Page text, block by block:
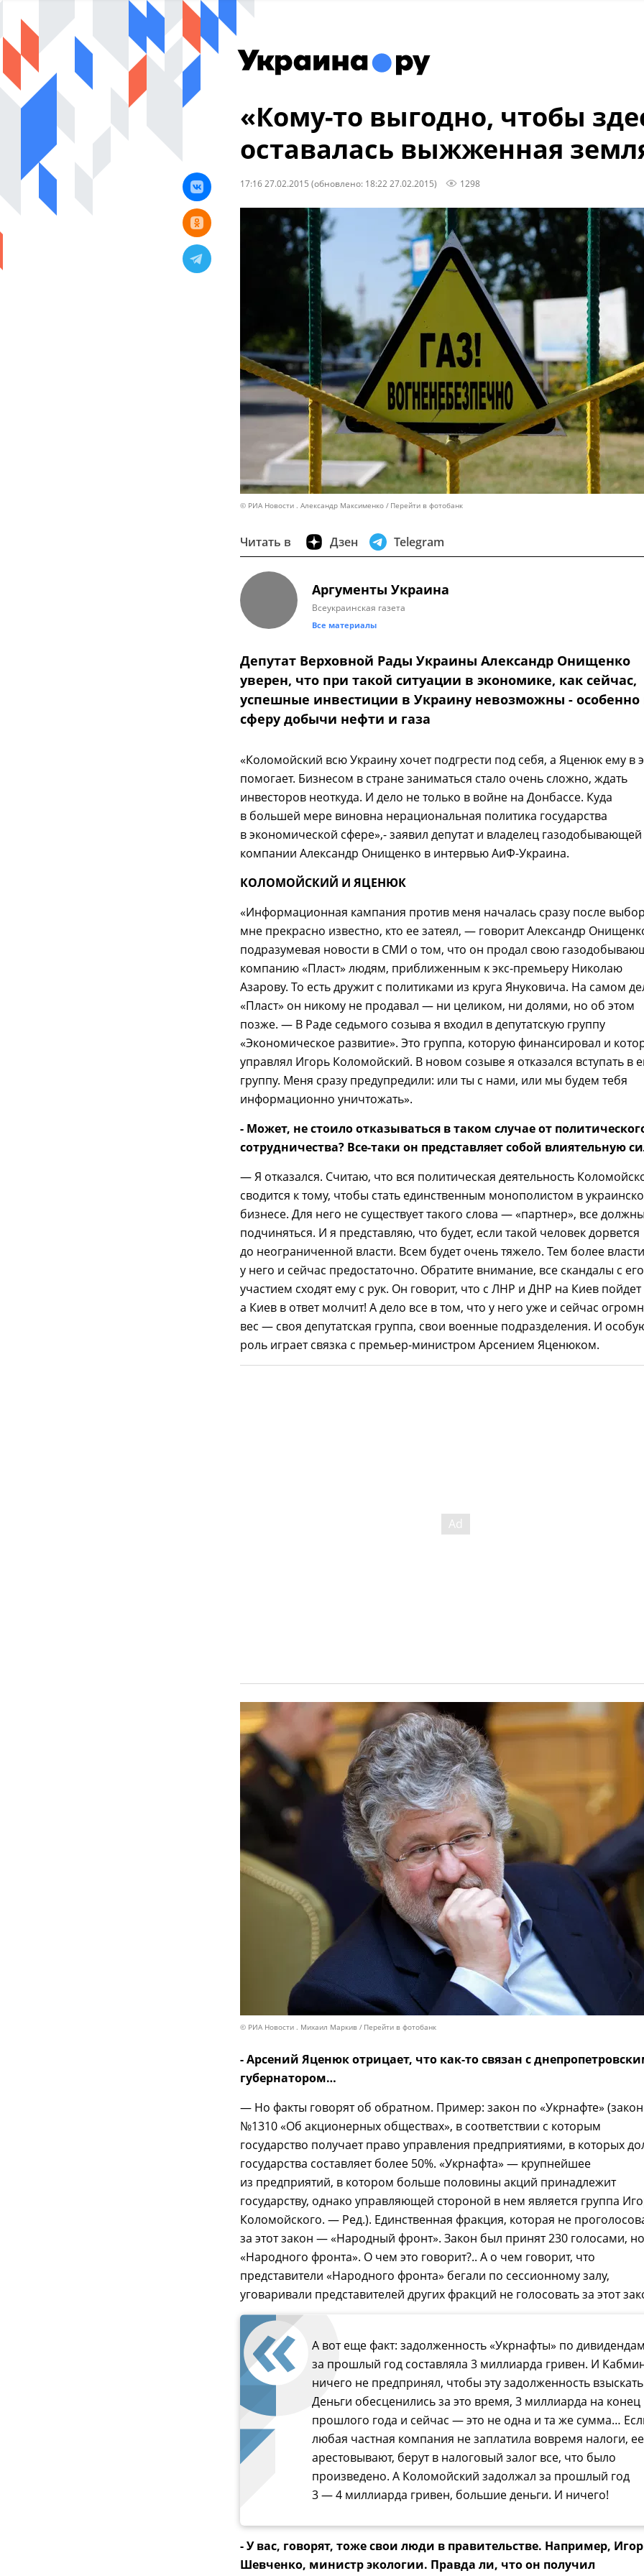
«Кому-то выгодно, чтобы
оставалась выжженная
17:16 27.02.2015 (обновлено: 18:22 27.02.2015) 1298
© РИА Новости . Александр Максименко Перейти в фотобанк
Читать в Дзен Telegram
Аргументы Украина
Всеукраинская газета
Все материалы
Депутат Верховной Рады Украины Александр Онищенко
уверен, что при такой ситуации в экономике, как сейчас,
успешные инвестиции в Украину невозможны - особенно
сферу добычи нефти и газа
«Коломойский всю Украину хочет подгрести под себя, а Яценюк ему в
помогает. Бизнесом в стране заниматься стало очень сложно, ждать
инвесторов неоткуда. И дело не только в войне на Донбассе. Куда
в большей мере виновна нерациональная политика государства
в экономической сфере»,- заявил депутат и владелец газодобывающей
компании Александр Онищенко в интервью АиФ-Украина.
КОЛОМОЙСКИЙ И ЯЦЕНЮК
«Информационная кампания против меня началась сразу после
мне прекрасно известно, кто ее затеял, — говорит Александр
подразумевая новости в СМИ о том, что он продал свою
компанию «Пласт» людям, приближенным к экс-премьеру Николаю
Азарову. То есть дружит с политиками из круга Януковича. На самом
«Пласт» он никому не продавал — ни целиком, ни долями, но об этом
позже. — В Раде седьмого созыва я входил в депутатскую группу
«Экономическое развитие». Это группа, которую финансировал и
управлял Игорь Коломойский. В новом созыве я отказался вступать в
группу. Меня сразу предупредили: или ты с нами, или мы будем тебя
информационно уничтожать».
- Может, не стоило отказываться в таком случае от
сотрудничества? Все-таки он представляет собой влиятельную
— Я отказался. Считаю, что вся политическая деятельность
сводится к тому, чтобы стать единственным монополистом в
бизнесе. Для него не существует такого слова — «партнер», все
подчиняться. И я представляю, что будет, если такой человек дорвется
до неограниченной власти. Всем будет очень тяжело. Тем более власти
у него и сейчас предостаточно. Обратите внимание, все скандалы с его
участием сходят ему с рук. Он говорит, что с ЛНР и ДНР на Киев
а Киев в ответ молчит! А дело все в том, что у него уже и сейчас
вес — своя депутатская группа, свои военные подразделения. И
роль играет связка с премьер-министром Арсением Яценюком.
© РИА Новости . Михаил Маркив Перейти в фотобанк
- Арсений Яценюк отрицает, что как-то связан с
губернатором…
— Но факты говорят об обратном. Пример: закон по «Укрнафте» (закон
№1310 «Об акционерных обществах», в соответствии с которым
государство получает право управления предприятиями, в которых
государства составляет более 50%. «Укрнафта» — крупнейшее
из предприятий, в котором больше половины акций принадлежит
государству, однако управляющей стороной в нем является группа
Коломойского. — Ред.). Единственная фракция, которая не
за этот закон — «Народный фронт». Закон был принят 230 голосами,
«Народного фронта». О чем это говорит?.. А о чем говорит, что
представители «Народного фронта» бегали по сессионному залу,
уговаривали представителей других фракций не голосовать за этот
А вот еще факт: задолженность «Укрнафты» по дивидендам
за прошлый год составляла 3 миллиарда гривен. И
ничего не предпринял, чтобы эту задолженность
Деньги обесценились за это время, 3 миллиарда на конец
прошлого года и сейчас — это не одна и та же сумма…
любая частная компания не заплатила вовремя налоги, ее
арестовывают, берут в налоговый залог все, что было
произведено. А Коломойский задолжал за прошлый год
3 — 4 миллиарда гривен, большие деньги. И ничего!
- У вас, говорят, тоже свои люди в правительстве. Например,
Шевченко, министр экологии. Правда ли, что он получил